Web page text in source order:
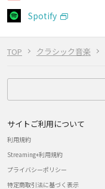
TOP クラシック音楽
Spotify
サイトご利用について
利用規約
Streaming+利用規約
プライバシーポリシー
特定商取引法に基づく表示